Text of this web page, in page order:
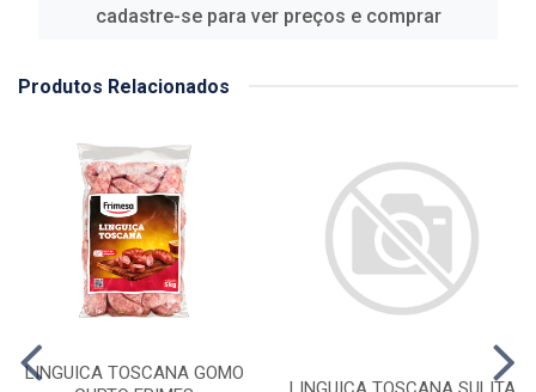
cadastre-se para ver preços e comprar
Produtos Relacionados
LINGUICA TOSCANA GOMO